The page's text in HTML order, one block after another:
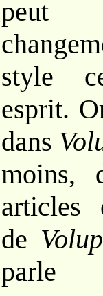
peut
chan
style
esprit.
dans
moins,
articles
de
parle